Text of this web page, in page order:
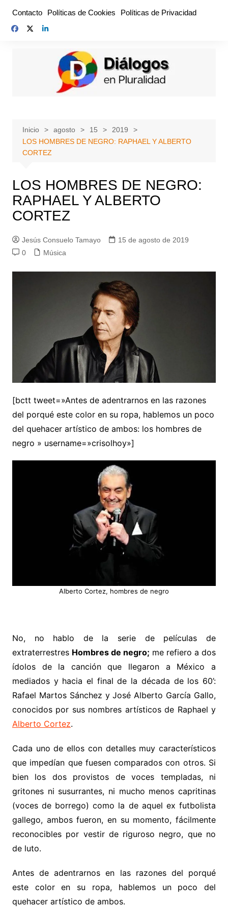
contenido
Contacto Políticas de Cookies Políticas de Privacidad
Inicio agosto 15
2019
LOS HOMBRES DE NEGRO: RAPHAEL Y ALBERTO
CORTEZ
LOS HOMBRES DE NEGRO:
RAPHAEL Y ALBERTO
CORTEZ
Jesús Consuelo Tamayo
15 de agosto de 2019
0
Música
[bctt tweet=»Antes de adentrarnos en las razones
del porqué este color en su ropa, hablemos un poco
del quehacer artístico de ambos: los hombres de
negro » username=»crisolhoy»]
Alberto Cortez, hombres de negro
No, no hablo de la serie de películas de
extraterrestres Hombres de negro; me refiero a dos
ídolos de la canción que llegaron a México a
mediados y hacia el final de la década de los 60’:
Rafael Martos Sánchez y José Alberto García Gallo,
conocidos por sus nombres artísticos de Raphael y
Alberto Cortez.
Cada uno de ellos con detalles muy característicos
que impedían que fuesen comparados con otros. Si
bien los dos provistos de voces templadas, ni
gritones ni susurrantes, ni mucho menos capritinas
(voces de borrego) como la de aquel ex futbolista
gallego, ambos fueron, en su momento, fácilmente
reconocibles por vestir de riguroso negro, que no
de luto.
Antes de adentrarnos en las razones del porqué
este color en su ropa, hablemos un poco del
quehacer artístico de ambos.